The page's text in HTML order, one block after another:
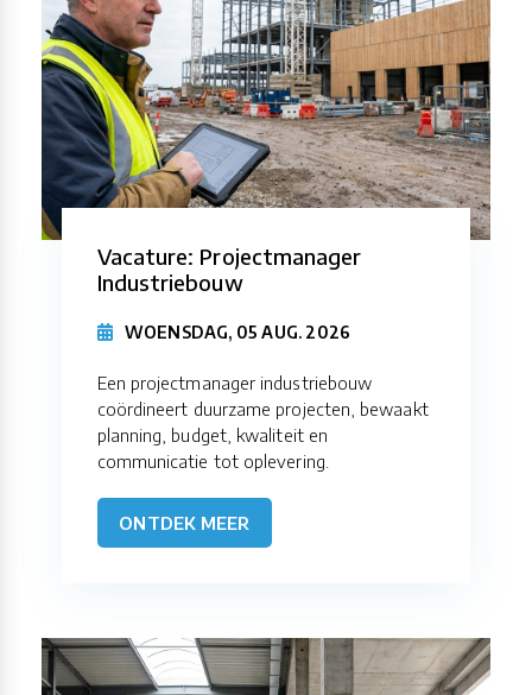
Vacature: Projectmanager
Industriebouw
WOENSDAG, 05 AUG. 2026
Een projectmanager industriebouw
coördineert duurzame projecten, bewaakt
planning, budget, kwaliteit en
communicatie tot oplevering.
ONTDEK MEER